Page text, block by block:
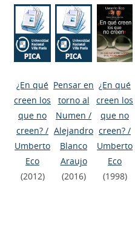
¿En qué
creen los
que no
creen? /
Umberto
Eco
(2012)
Pensar en
torno al
Numen /
Alejandro
Blanco
Araujo
(2016)
¿En qué
creen los
que no
creen? /
Umberto
Eco
(1998)